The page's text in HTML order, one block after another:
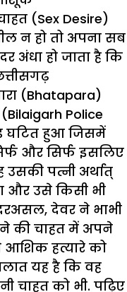
(Sex Desire)
न हो तो अपना सब
हो जाता है कि
(Bhatapara)
Police
घटित हुआ जिसमें
और सिर्फ इसलिए
उसकी पत्नी अर्थात्
और उसे किसी भी
दरअसल, देवर ने भाभी
की चाहत में अपने
आशिक हत्यारे को
यह है कि वह
चाहत को भी. पढ़िए